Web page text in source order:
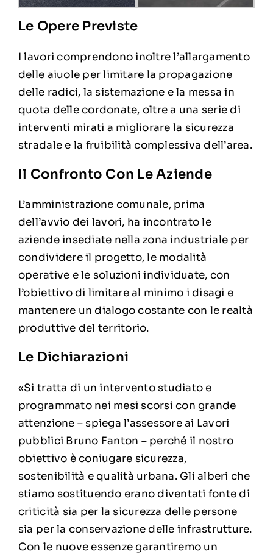
Le Opere Previste
I lavori comprendono inoltre l’allargamento
delle aiuole per limitare la propagazione
delle radici, la sistemazione e la messa in
quota delle cordonate, oltre a una serie di
interventi mirati a migliorare la sicurezza
stradale e la fruibilità complessiva dell’area.
Il Confronto Con Le Aziende
L’amministrazione comunale, prima
dell’avvio dei lavori, ha incontrato le
aziende insediate nella zona industriale per
condividere il progetto, le modalità
operative e le soluzioni individuate, con
l’obiettivo di limitare al minimo i disagi e
mantenere un dialogo costante con le realtà
produttive del territorio.
Le Dichiarazioni
«Si tratta di un intervento studiato e
programmato nei mesi scorsi con grande
attenzione – spiega l’assessore ai Lavori
pubblici Bruno Fanton – perché il nostro
obiettivo è coniugare sicurezza,
sostenibilità e qualità urbana. Gli alberi che
stiamo sostituendo erano diventati fonte di
criticità sia per la sicurezza delle persone
sia per la conservazione delle infrastrutture.
Con le nuove essenze garantiremo un